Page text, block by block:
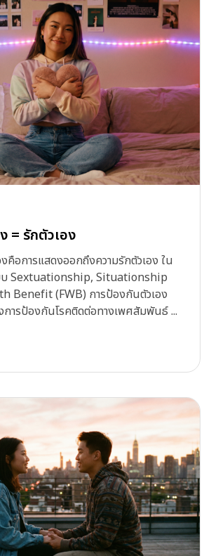
= รักตัวเอง
คือการแสดงออกถึงความรักตัวเอง ใน
Sextuationship, Situationship
Benefit (FWB) การป้องกันตัวเอง
การป้องกันโรคติดต่อทางเพศสัมพันธ์ ...